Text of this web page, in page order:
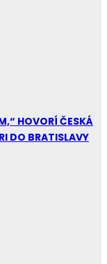
HOVORÍ ČESKÁ
DO BRATISLAVY